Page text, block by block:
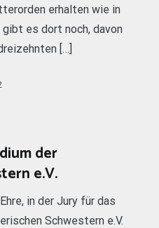
erhalten wie in
es dort noch, davon
[…]
der
e.V.
in der Jury für das
Schwestern e.V.